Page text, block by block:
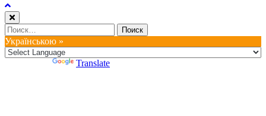
Найти:
Українською »
Translate